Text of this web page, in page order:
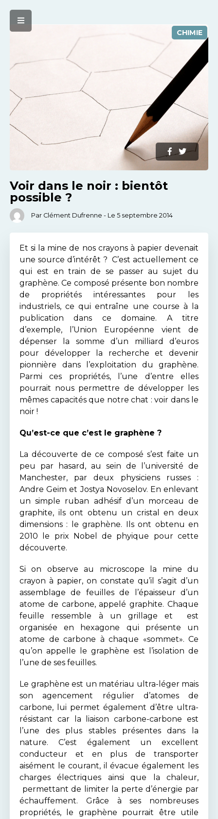
CHIMIE
Voir dans le noir : bientôt
possible ?
Par Clément Dufrenne - Le 5 septembre 2014
Et si la mine de nos crayons à papier devenait
une source d’intérêt ? C’est actuellement ce
qui est en train de se passer au sujet du
graphène. Ce composé présente bon nombre
de propriétés intéressantes pour les
industriels, ce qui entraîne une course à la
publication dans ce domaine. A titre
d’exemple, l’Union Européenne vient de
dépenser la somme d’un milliard d’euros
pour développer la recherche et devenir
pionnière dans l’exploitation du graphène.
Parmi ces propriétés, l’une d’entre elles
pourrait nous permettre de développer les
mêmes capacités que notre chat : voir dans le
noir !
Qu’est-ce que c’est le graphène ?
La découverte de ce composé s’est faite un
peu par hasard, au sein de l’université de
Manchester, par deux physiciens russes :
Andre Geim et Jostya Novoselov. En enlevant
un simple ruban adhésif d’un morceau de
graphite, ils ont obtenu un cristal en deux
dimensions : le graphène. Ils ont obtenu en
2010 le prix Nobel de phyique pour cette
découverte.
Si on observe au microscope la mine du
crayon à papier, on constate qu’il s’agit d’un
assemblage de feuilles de l’épaisseur d’un
atome de carbone, appelé graphite. Chaque
feuille ressemble à un grillage et est
organisée en hexagone qui présente un
atome de carbone à chaque «sommet». Ce
qu’on appelle le graphène est l’isolation de
l’une de ses feuilles.
Le graphène est un matériau ultra-léger mais
son agencement régulier d’atomes de
carbone, lui permet également d’être ultra-
résistant car la liaison carbone-carbone est
l’une des plus stables présentes dans la
nature. C’est également un excellent
conducteur et en plus de transporter
aisément le courant, il évacue également les
charges électriques ainsi que la chaleur,
permettant de limiter la perte d’énergie par
échauffement. Grâce à ses nombreuses
propriétés, le graphène pourrait être utile